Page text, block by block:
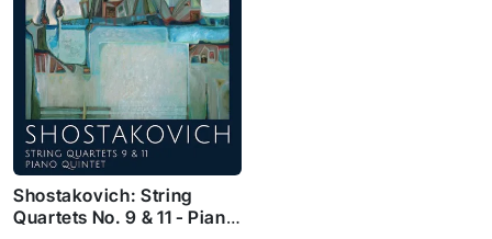
Shostakovich: String
Quartets No. 9 & 11 - Piano